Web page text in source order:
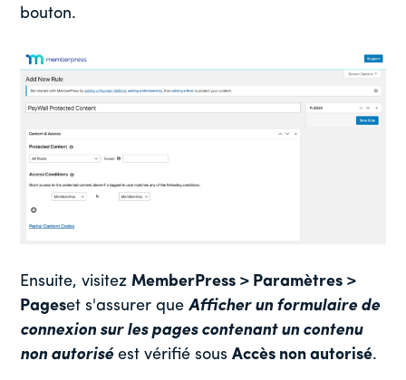
bouton.
Ensuite, visitezMemberPress > Paramètres >
Pageset s'assurer queAfficher un formulaire de
connexion sur les pages contenant un contenu
non autorisé est vérifié sousAccès non autorisé.